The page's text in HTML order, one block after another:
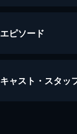
エピソード
麻雀最強戦2017 女
キャスト・スタッ